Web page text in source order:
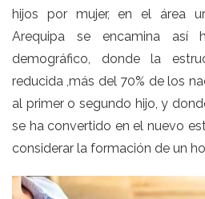
hijos por mujer, en el área
Arequipa se encamina así
demográfico, donde la
reducida ,más del 70% de los
al primer o segundo hijo, y
se ha convertido en el nuevo
considerar la formación de un